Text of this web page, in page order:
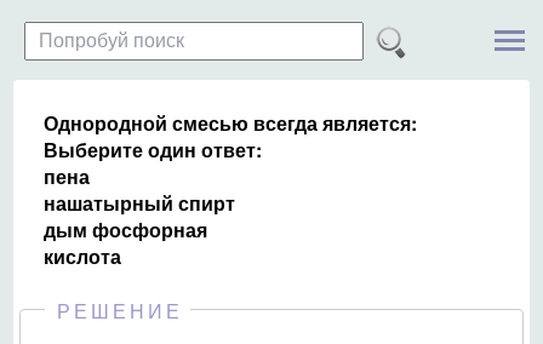
Однородной смесью всегда является:
Выберите один ответ:
пена
нашатырный спирт
дым фосфорная
кислота
РЕШЕНИЕ